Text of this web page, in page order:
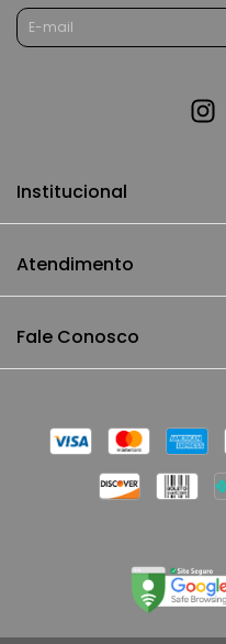
Institucional
Atendimento
Fale Conosco